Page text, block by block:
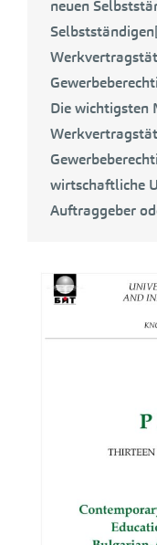
neuen
Die wichtigsten
wirtschaftliche
Auftraggeber